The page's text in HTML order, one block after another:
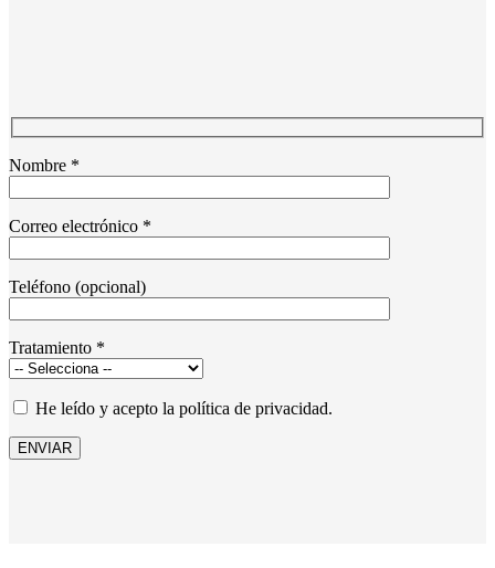
Nombre *
Correo electrónico *
Teléfono (opcional)
Tratamiento *
He leído y acepto la política de privacidad.